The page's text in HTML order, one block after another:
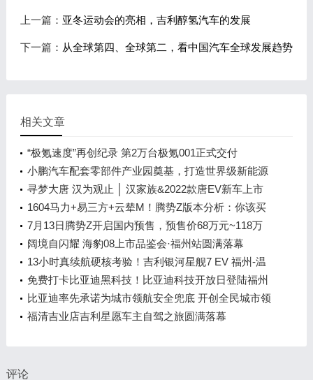
上一篇： 亚冬运动会的亮相，吉利醇氢汽车的发展
下一篇： 从全球第四、全球第二，看中国汽车全球发展趋势
相关文章
“极氪速度”再创纪录 第2万台极氪001正式交付
小鹏汽车配套零部件产业园奠基，打造世界级新能源
智能汽车集群
寻梦大唐 汉为观止 │ 汉家族&2022款唐EV新车上市
发布会，敬请期待！
1604马力+易三方+云辇M！腾势Z版本分析：你该买
谁？
7月13日腾势Z开启国内预售，预售价68万元~118万
元
阔境自闪耀 海豹08上市品鉴会·福州站圆满落幕
13小时真续航硬核考验！吉利银河星舰7 EV 福州-温
州长测达成率92.73%
免费打卡比亚迪黑科技！比亚迪科技开放日登陆福州
车展
比亚迪率先承诺为城市领航安全兜底 开创全民城市领
航时代
福清吉业店吉利星愿车主自驾之旅圆满落幕
评论